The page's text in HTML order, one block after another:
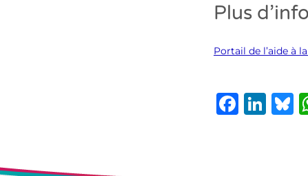
Plus
Portail de l’aide à